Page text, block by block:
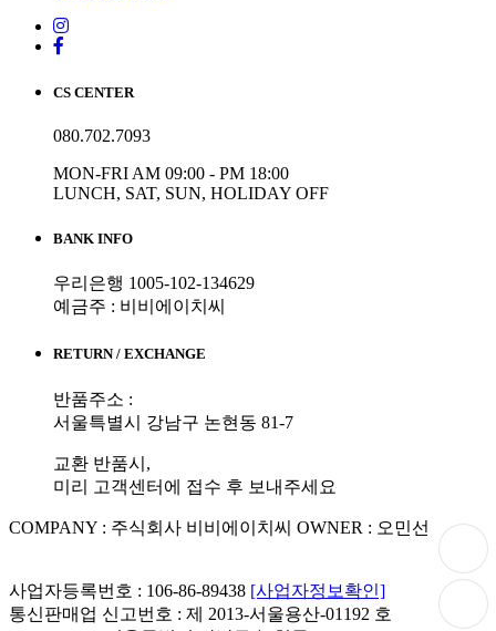
CS CENTER
080.702.7093
MON-FRI AM 09:00 - PM 18:00
LUNCH, SAT, SUN, HOLIDAY OFF
BANK INFO
우리은행 1005-102-134629
예금주 : 비비에이치씨
RETURN / EXCHANGE
반품주소 :
서울특별시 강남구 논현동 81-7
교환 반품시,
미리 고객센터에 접수 후 보내주세요
COMPANY : 주식회사 비비에이치씨 OWNER : 오민선
사업자등록번호 : 106-86-89438 [사업자정보확인]
통신판매업 신고번호 : 제 2013-서울용산-01192 호